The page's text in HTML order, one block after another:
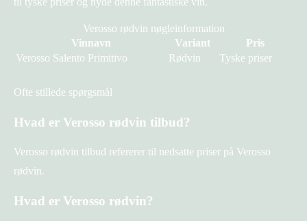
Verosso rødvin nøgleinformation
Vinnavn
Variant
Pris
Verosso Salento Primitivo
Rødvin Tyske priser
Ofte stillede spørgsmål
Hvad er Verosso rødvin tilbud?
Verosso rødvin tilbud refererer til nedsatte priser på Verosso
rødvin.
Hvad er Verosso rødvin?